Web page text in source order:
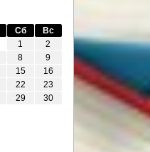
Сб
Вс
1
2
8
9
15
16
22
23
29
30